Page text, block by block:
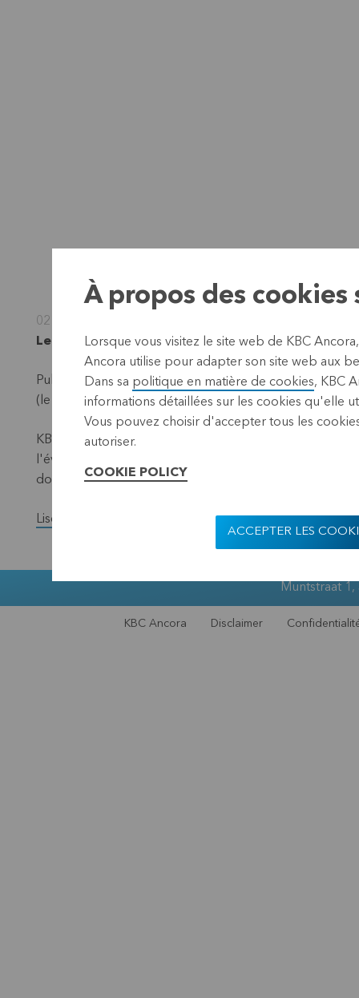
02 décembre 2024
Leuven, 2 décembre 2024 (17.40 CE T)
Publication conformément aux exigences de la loi sur
(le "dénominateur") – situation au 30 novembre 2024.
KBC Ancora publie chaque mois sur son site web et
l'évolution du nombre total de titres avec droit de
données ont changé au cours du mois précédent.
Lisez la version complète du communiqué de presse.
Muntstraat
KBC Ancora Disclaimer
À propos des cookies
Lorsque vous visitez le site web de KBC
Ancora utilise pour adapter son site web aux
Dans sa politique en matière de cookies, KBC
informations détaillées sur les cookies qu'elle
Vous pouvez choisir d'accepter tous les
autoriser.
COOKIE POLICY
ACCEPTER LES